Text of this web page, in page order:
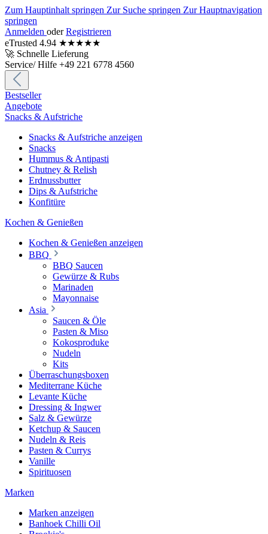
Zum Hauptinhalt springen Zur Suche springen Zur Hauptnavigation
springen
Anmelden oder Registrieren
eTrusted 4.94 ★★★★★
🚀 Schnelle Lieferung
Service/ Hilfe +49 221 6778 4560
Bestseller
Angebote
Snacks & Aufstriche
Snacks & Aufstriche anzeigen
Snacks
Hummus & Antipasti
Chutney & Relish
Erdnussbutter
Dips & Aufstriche
Konfitüre
Kochen & Genießen
Kochen & Genießen anzeigen
BBQ
BBQ Saucen
Gewürze & Rubs
Marinaden
Mayonnaise
Asia
Saucen & Öle
Pasten & Miso
Kokosproduke
Nudeln
Kits
Überraschungsboxen
Mediterrane Küche
Levante Küche
Dressing & Ingwer
Salz & Gewürze
Ketchup & Saucen
Nudeln & Reis
Pasten & Currys
Vanille
Spirituosen
Marken
Marken anzeigen
Banhoek Chilli Oil